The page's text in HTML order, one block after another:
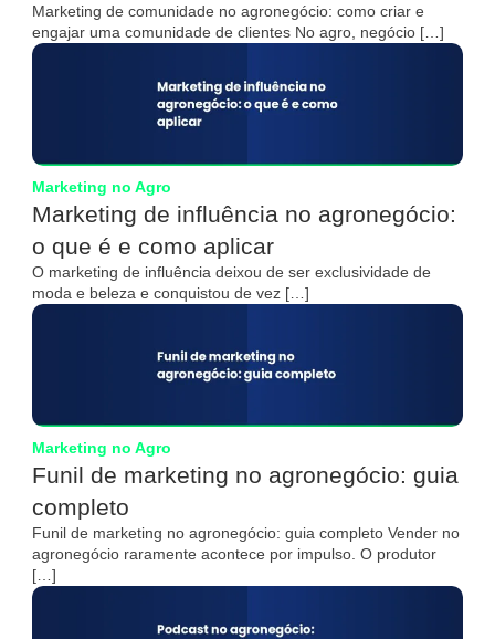
Marketing de comunidade no agronegócio: como criar e
engajar uma comunidade de clientes No agro, negócio […]
Marketing no Agro
Marketing de influência no agronegócio:
o que é e como aplicar
O marketing de influência deixou de ser exclusividade de
moda e beleza e conquistou de vez […]
Marketing no Agro
Funil de marketing no agronegócio: guia
completo
Funil de marketing no agronegócio: guia completo Vender no
agronegócio raramente acontece por impulso. O produtor
[…]